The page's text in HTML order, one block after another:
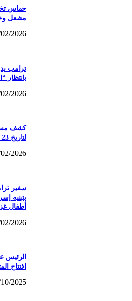
حماس
مشعل
2026
ترامب
بانتظار
2026
كشف
لتاريخ 23 فبراير 2026
2026
سفير
بتبنيه
أطفال
2026
الرئيس
افتتاح
2025